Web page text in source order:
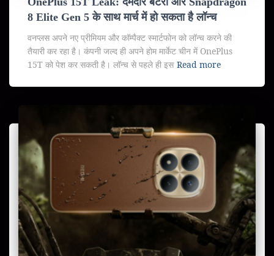
8 Elite Gen 5 के साथ मार्च में हो सकता है लॉन्च
वनप्लस अपने नए प्रीमियम और कॉम्पैक्ट स्मार्टफोन को लॉन्च करने की
तैयारी कर रहा है। कंपनी जल्द ही अपने होम मार्केट चीन में OnePlus
15T को पेश कर सकती है। लॉन्च से पहले ही इस Read more